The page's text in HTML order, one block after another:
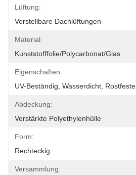
Lüftung:
Verstellbare Dachlüftungen
Material:
Kunststofffolie/Polycarbonat/Glas
Eigenschaften:
UV-Beständig, Wasserdicht, Rostfeste
Abdeckung:
Verstärkte Polyethylenhülle
Form:
Rechteckig
Versammlung: